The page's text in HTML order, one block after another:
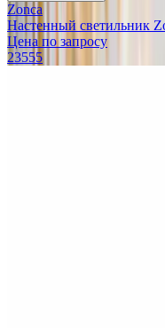
Zonca
Настенный светильник
Цена по запросу
23555